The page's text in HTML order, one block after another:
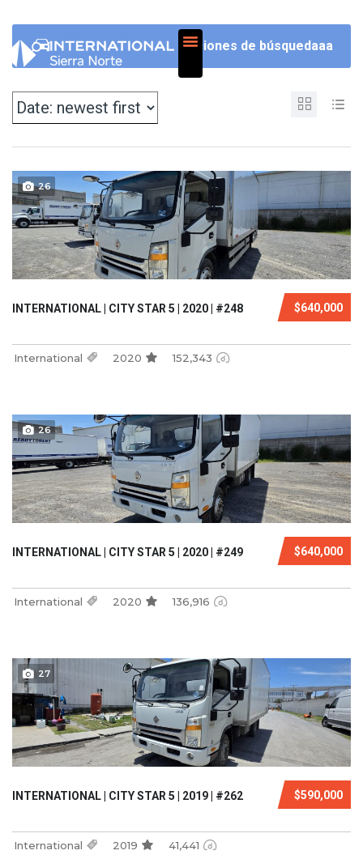
Opciones de búsquedaaa
26
$640,000
INTERNATIONAL | CITY STAR 5 | 2020 | #248
International 2020 152,343
26
$640,000
INTERNATIONAL | CITY STAR 5 | 2020 | #249
International 2020 136,916
27
$590,000
INTERNATIONAL | CITY STAR 5 | 2019 | #262
International 2019 41,441